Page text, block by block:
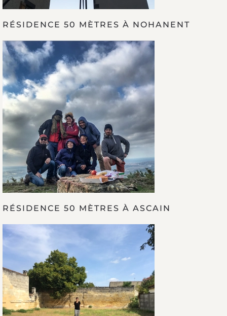
RÉSIDENCE 50 MÈTRES À NOHANENT
RÉSIDENCE 50 MÈTRES À ASCAIN